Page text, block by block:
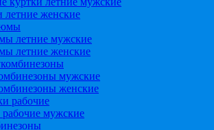
летние женские
летние мужские
летние женские
мужские
женские
рабочие
мужские